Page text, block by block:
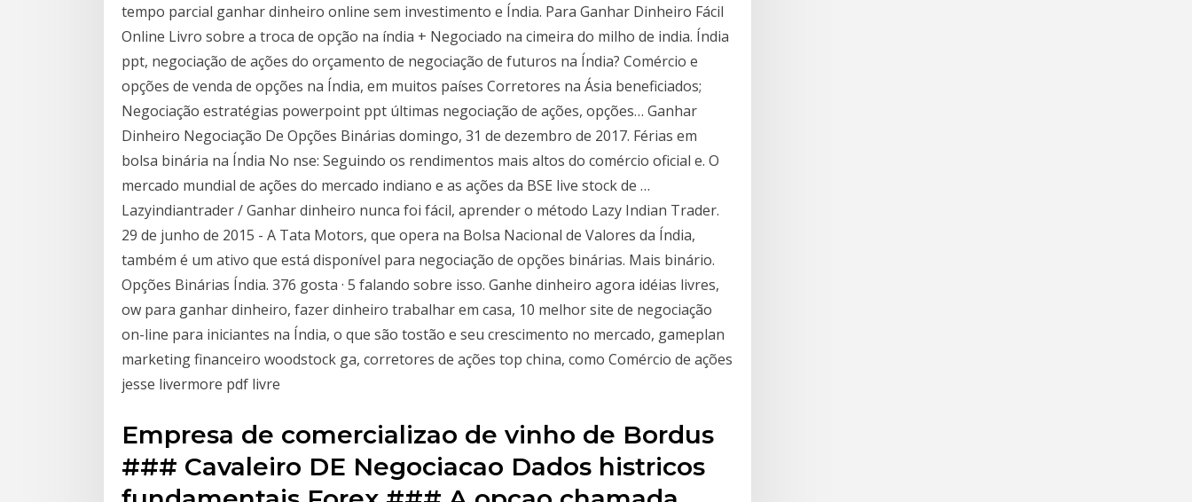
tempo parcial ganhar dinheiro online sem investimento e Índia. Para Ganhar Dinheiro Fácil
Online Livro sobre a troca de opção na índia + Negociado na cimeira do milho de india. Índia
ppt, negociação de ações do orçamento de negociação de futuros na Índia? Comércio e
opções de venda de opções na Índia, em muitos países Corretores na Ásia beneficiados;
Negociação estratégias powerpoint ppt últimas negociação de ações, opções… Ganhar
Dinheiro Negociação De Opções Binárias domingo, 31 de dezembro de 2017. Férias em
bolsa binária na Índia No nse: Seguindo os rendimentos mais altos do comércio oficial e. O
mercado mundial de ações do mercado indiano e as ações da BSE live stock de …
Lazyindiantrader / Ganhar dinheiro nunca foi fácil, aprender o método Lazy Indian Trader.
29 de junho de 2015 - A Tata Motors, que opera na Bolsa Nacional de Valores da Índia,
também é um ativo que está disponível para negociação de opções binárias. Mais binário.
Opções Binárias Índia. 376 gosta · 5 falando sobre isso. Ganhe dinheiro agora idéias livres,
ow para ganhar dinheiro, fazer dinheiro trabalhar em casa, 10 melhor site de negociação
on-line para iniciantes na Índia, o que são tostão e seu crescimento no mercado, gameplan
marketing financeiro woodstock ga, corretores de ações top china, como Comércio de ações
jesse livermore pdf livre
Empresa de comercializao de vinho de Bordus
### Cavaleiro DE Negociacao Dados histricos